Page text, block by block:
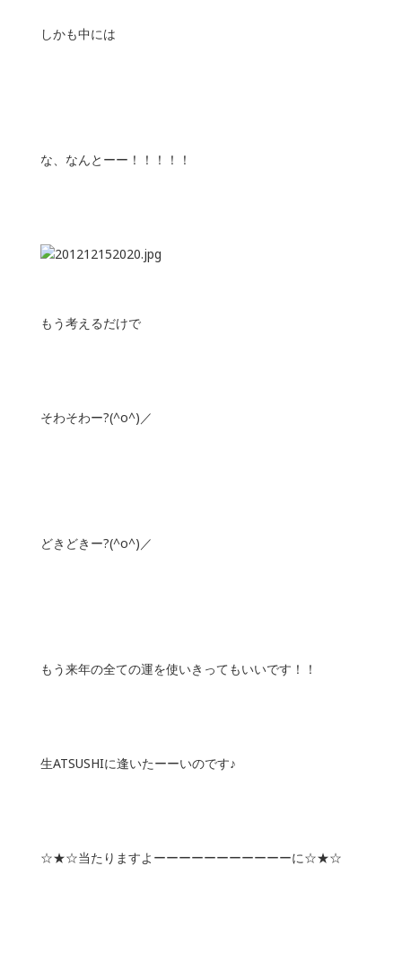
しかも中には
な、なんとーー！！！！！
もう考えるだけで
そわそわー?(^o^)／
どきどきー?(^o^)／
もう来年の全ての運を使いきってもいいです！！
生ATSUSHIに逢いたーーいのです♪
☆★☆当たりますよーーーーーーーーーーーに☆★☆